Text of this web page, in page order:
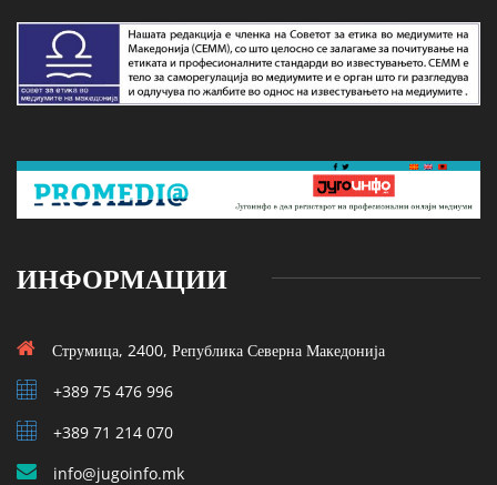
ИНФОРМАЦИИ
Струмица, 2400, Република Северна Македонија
+389 75 476 996
+389 71 214 070
info@jugoinfo.mk